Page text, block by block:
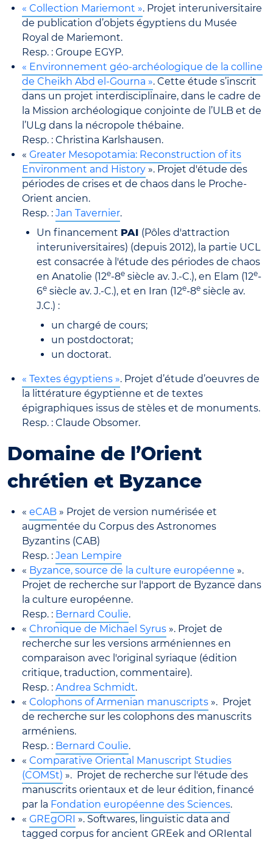
« Collection Mariemont ». Projet interuniversitaire
de publication d’objets égyptiens du Musée
Royal de Mariemont.
Resp. : Groupe EGYP.
« Environnement géo-archéologique de la colline
de Cheikh Abd el-Gourna ». Cette étude s’inscrit
dans un projet interdisciplinaire, dans le cadre de
la Mission archéologique conjointe de l’ULB et de
l’ULg dans la nécropole thébaine.
Resp. : Christina Karlshausen.
« Greater Mesopotamia: Reconstruction of its
Environment and History ». Projet d'étude des
périodes de crises et de chaos dans le Proche-
Orient ancien.
Resp. : Jan Tavernier.
Un financement PAI (Pôles d'attraction
interuniversitaires) (depuis 2012), la partie UCL
est consacrée à l'étude des périodes de chaos
en Anatolie (12e-8e siècle av. J.-C.), en Elam (12e-
6e siècle av. J.-C.), et en Iran (12e-8e siècle av.
J.C.) :
un chargé de cours;
un postdoctorat;
un doctorat.
« Textes égyptiens ». Projet d’étude d’oeuvres de
la littérature égyptienne et de textes
épigraphiques issus de stèles et de monuments.
Resp. : Claude Obsomer.
Domaine de l’Orient
chrétien et Byzance
« eCAB » Projet de version numérisée et
augmentée du Corpus des Astronomes
Byzantins (CAB)
Resp. : Jean Lempire
« Byzance, source de la culture européenne ».
Projet de recherche sur l'apport de Byzance dans
la culture européenne.
Resp. : Bernard Coulie.
« Chronique de Michael Syrus ». Projet de
recherche sur les versions arméniennes en
comparaison avec l'original syriaque (édition
critique, traduction, commentaire).
Resp. : Andrea Schmidt.
« Colophons of Armenian manuscripts ». Projet
de recherche sur les colophons des manuscrits
arméniens.
Resp. : Bernard Coulie.
« Comparative Oriental Manuscript Studies
(COMSt) ». Projet de recherche sur l'étude des
manuscrits orientaux et de leur édition, financé
par la Fondation européenne des Sciences.
« GREgORI ». Softwares, linguistic data and
tagged corpus for ancient GREek and ORIental